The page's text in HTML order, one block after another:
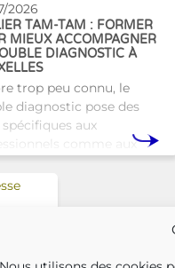
2026
TAM-TAM : FORMER
MIEUX ACCOMPAGNER
DIAGNOSTIC À
trop peu connu, le
diagnostic pose des
spécifiques aux
comme aux
apporte une réponse
:
EN